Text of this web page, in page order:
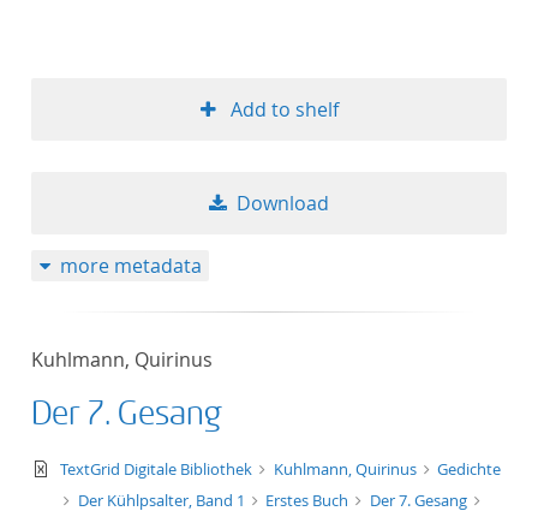
Add to shelf
Download
more metadata
Kuhlmann, Quirinus
Der 7. Gesang
text/xml
TextGrid Digitale Bibliothek Kuhlmann, Quirinus
Gedichte
Der Kühlpsalter, Band 1
Erstes Buch
Der 7. Gesang